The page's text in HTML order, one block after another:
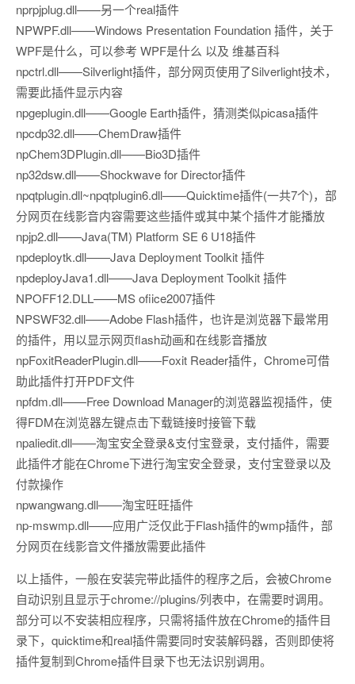
nprpjplug.dll——另一个real插件
NPWPF.dll——Windows Presentation Foundation 插件，关于
WPF是什么，可以参考 WPF是什么 以及 维基百科
npctrl.dll——Silverlight插件，部分网页使用了Silverlight技术，
需要此插件显示内容
npgeplugin.dll——Google Earth插件，猜测类似picasa插件
npcdp32.dll——ChemDraw插件
npChem3DPlugin.dll——Bio3D插件
np32dsw.dll——Shockwave for Director插件
npqtplugin.dll~npqtplugin6.dll——Quicktime插件(一共7个)，部
分网页在线影音内容需要这些插件或其中某个插件才能播放
npjp2.dll——Java(TM) Platform SE 6 U18插件
npdeploytk.dll——Java Deployment Toolkit 插件
npdeployJava1.dll——Java Deployment Toolkit 插件
NPOFF12.DLL——MS ofiice2007插件
NPSWF32.dll——Adobe Flash插件，也许是浏览器下最常用
的插件，用以显示网页flash动画和在线影音播放
npFoxitReaderPlugin.dll——Foxit Reader插件，Chrome可借
助此插件打开PDF文件
npfdm.dll——Free Download Manager的浏览器监视插件，使
得FDM在浏览器左键点击下载链接时接管下载
npaliedit.dll——淘宝安全登录&支付宝登录，支付插件，需要
此插件才能在Chrome下进行淘宝安全登录，支付宝登录以及
付款操作
npwangwang.dll——淘宝旺旺插件
np-mswmp.dll——应用广泛仅此于Flash插件的wmp插件，部
分网页在线影音文件播放需要此插件
以上插件，一般在安装完带此插件的程序之后，会被Chrome
自动识别且显示于chrome://plugins/列表中，在需要时调用。
部分可以不安装相应程序，只需将插件放在Chrome的插件目
录下，quicktime和real插件需要同时安装解码器，否则即使将
插件复制到Chrome插件目录下也无法识别调用。